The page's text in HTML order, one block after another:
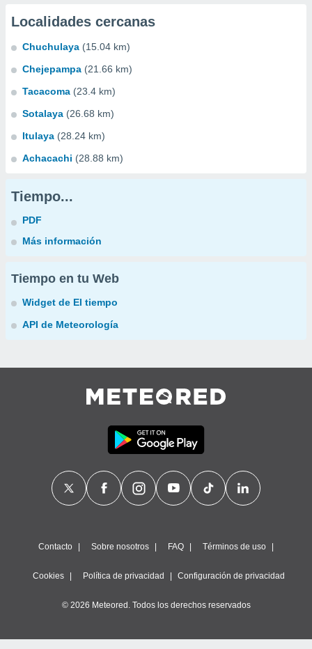
Localidades cercanas
Chuchulaya (15.04 km)
Chejepampa (21.66 km)
Tacacoma (23.4 km)
Sotalaya (26.68 km)
Itulaya (28.24 km)
Achacachi (28.88 km)
Tiempo...
PDF
Más información
Tiempo en tu Web
Widget de El tiempo
API de Meteorología
Contacto Sobre nosotros FAQ Términos de uso
Cookies Política de privacidad Configuración de privacidad
© 2026 Meteored. Todos los derechos reservados